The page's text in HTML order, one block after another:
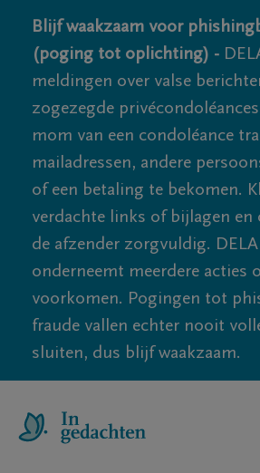
Blijf waakzaam voor
(poging tot oplichting) -
meldingen over valse
zogezegde
mom van een condoléance
mailadressen, andere
of een betaling te bekomen.
verdachte links of bijlagen en
de afzender zorgvuldig. DELA
onderneemt meerdere acties
voorkomen. Pogingen tot
fraude vallen echter nooit
sluiten, dus blijf waakzaam.